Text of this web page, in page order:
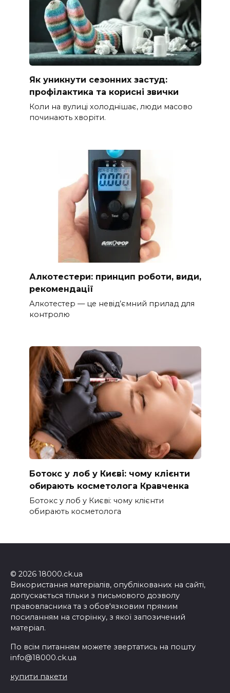
Як уникнути сезонних застуд:
профілактика та корисні звички
Коли на вулиці холоднішає, люди масово
починають хворіти.
Алкотестери: принцип роботи, види,
рекомендації
Алкотестер — це невід’ємний прилад для
контролю
Ботокс у лоб у Києві: чому клієнти
обирають косметолога Кравченка
Ботокс у лоб у Києві: чому клієнти
обирають косметолога
© 2026 18000.ck.ua
Використання матеріалів, опублікованих на сайті,
допускається тільки з письмового дозволу
правовласника та з обов'язковим прямим
посиланням на сторінку, з якої запозичений
матеріал.
По всім питанням можете звертатись на пошту
info@18000.ck.ua
купити пакети